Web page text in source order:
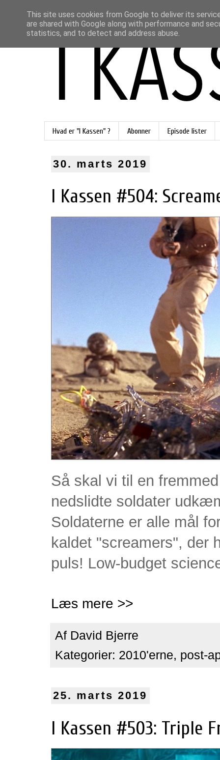
Hvad er "I Kassen" ? Abonner Episode lister
30. marts 2019
I Kassen #504:
Så skal vi til en
nedslidte soldater
Soldaterne er alle mål
kaldet "screamers", der
puls! Low-budget
Læs mere >>
Af David Bjerre
Kategorier: 2010'erne, post-
25. marts 2019
I Kassen #503: Triple
This site uses cookies from Google to deliver its
are shared with Google along with performance and
statistics, and to detect and address abuse.